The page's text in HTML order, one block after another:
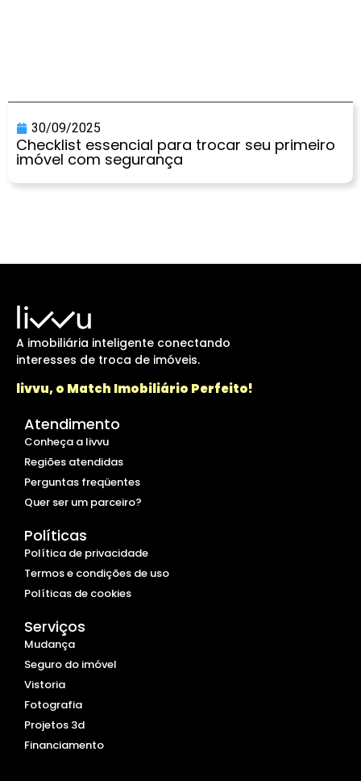
30/09/2025
Checklist essencial para trocar seu primeiro
imóvel com segurança
A imobiliária inteligente conectando
interesses de troca de imóveis.
livvu, o Match Imobiliário Perfeito!
Atendimento
Conheça a livvu
Regiões atendidas
Perguntas freqüentes
Quer ser um parceiro?
Políticas
Política de privacidade
Termos e condições de uso
Políticas de cookies
Serviços
Mudança
Seguro do imóvel
Vistoria
Fotografia
Projetos 3d
Financiamento